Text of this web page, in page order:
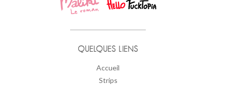
QUELQUES LIENS
Accueil
Strips